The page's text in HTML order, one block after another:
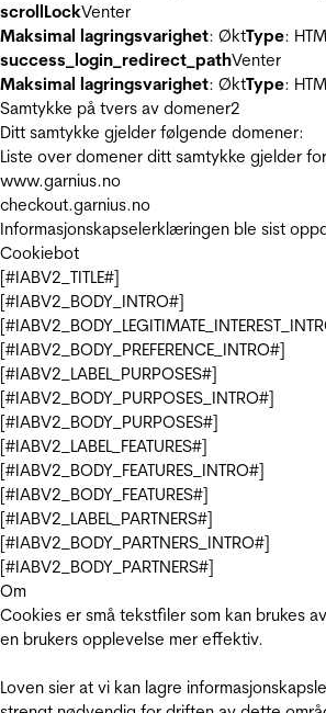
scrollLockVenter
Maksimal lagringsvarighet: ØktType:
success_login_redirect_pathVenter
Maksimal lagringsvarighet: ØktType:
Samtykke på tvers av domener2
Ditt samtykke gjelder følgende domener:
Liste over domener ditt samtykke gjelder
www.garnius.no
checkout.garnius.no
Informasjonskapselerklæringen ble sist
Cookiebot
[#IABV2_TITLE#]
[#IABV2_BODY_INTRO#]
[#IABV2_BODY_PREFERENCE_INTRO#]
[#IABV2_LABEL_PURPOSES#]
[#IABV2_BODY_PURPOSES_INTRO#]
[#IABV2_BODY_PURPOSES#]
[#IABV2_LABEL_FEATURES#]
[#IABV2_BODY_FEATURES_INTRO#]
[#IABV2_BODY_FEATURES#]
[#IABV2_LABEL_PARTNERS#]
[#IABV2_BODY_PARTNERS_INTRO#]
[#IABV2_BODY_PARTNERS#]
Om
Cookies er små tekstfiler som kan brukes
en brukers opplevelse mer effektiv.
Loven sier at vi kan lagre